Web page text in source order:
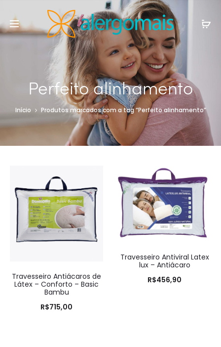
Perfeito alinhamento
Início Produtos marcados com a tag “Perfeito alinhamento”
Travesseiro Antiácaros de
Látex – Conforto – Basic
Bambu
R$715,00
Travesseiro Antiviral Latex
lux – Antiácaro
R$456,90